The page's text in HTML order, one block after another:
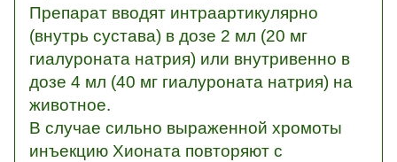
Препарат вводят интраартикулярно
(внутрь сустава) в дозе 2 мл (20 мг
гиалуроната натрия) или внутривенно в
дозе 4 мл (40 мг гиалуроната натрия) на
животное.
В случае сильно выраженной хромоты
инъекцию Хионата повторяют с